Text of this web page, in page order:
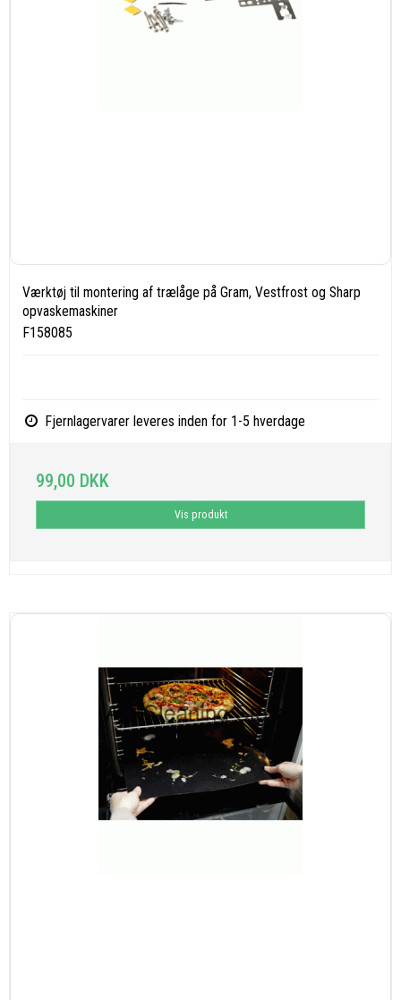
Værktøj til montering af trælåge på Gram, Vestfrost og Sharp
opvaskemaskiner
F158085
Fjernlagervarer leveres inden for 1-5 hverdage
99,00 DKK
Vis produkt